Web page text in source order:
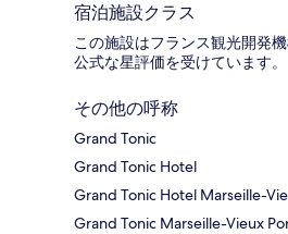
宿泊施設クラス
この施設はフランス観光開発
公式な星評価を受けています。
その他の呼称
Grand Tonic
Grand Tonic Hotel
Grand Tonic Hotel Marseille-
Grand Tonic Marseille-Vieux